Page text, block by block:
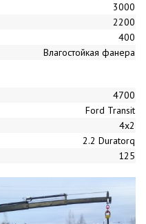
3000
2200
400
Влагостойкая фанера
4700
Ford Transit
4x2
2.2 Duratorq
125